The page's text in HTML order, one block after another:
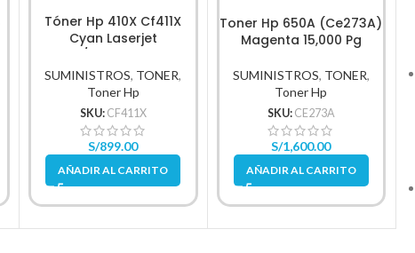
Tóner Hp 410X Cf411X
Cyan Laserjet
SUMINISTROS, TONER,
Toner Hp
SKU: CF411X
S/899.00
AÑADIR AL CARRITO
Toner Hp 650A (Ce273A)
Magenta 15,000 Pg
SUMINISTROS, TONER,
Toner Hp
SKU: CE273A
S/1,600.00
AÑADIR AL CARRITO